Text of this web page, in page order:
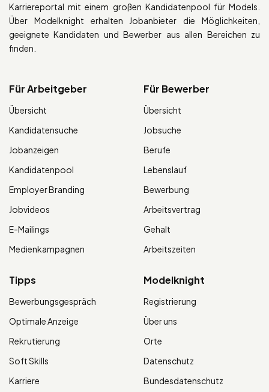
Karriereportal mit einem großen Kandidatenpool für Models.
Über Modelknight erhalten Jobanbieter die Möglichkeiten,
geeignete Kandidaten und Bewerber aus allen Bereichen zu
finden.
Für Arbeitgeber
Übersicht
Kandidatensuche
Jobanzeigen
Kandidatenpool
Employer Branding
Jobvideos
E-Mailings
Medienkampagnen
Für Bewerber
Übersicht
Jobsuche
Berufe
Lebenslauf
Bewerbung
Arbeitsvertrag
Gehalt
Arbeitszeiten
Tipps
Bewerbungsgespräch
Optimale Anzeige
Rekrutierung
Soft Skills
Karriere
Modelknight
Registrierung
Über uns
Orte
Datenschutz
Bundesdatenschutz